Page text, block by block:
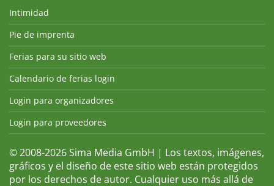
Intimidad
Pie de imprenta
Ferias para su sitio web
Calendario de ferias login
Login para organizadores
Login para proveedores
© 2008-2026 Sima Media GmbH | Los textos, imágenes,
gráficos y el diseño de este sitio web están protegidos
por los derechos de autor. Cualquier uso más allá de